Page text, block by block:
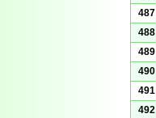
487
488
489
490
491
492